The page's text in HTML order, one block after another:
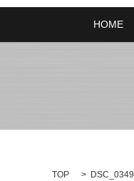
HOME
TOP DSC_0349